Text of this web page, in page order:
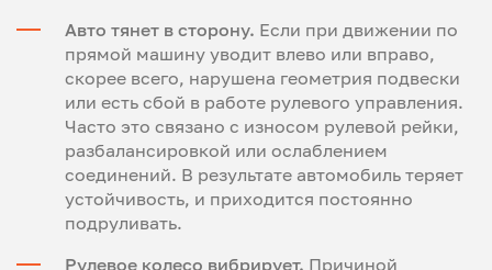
Авто тянет в сторону. Если при движении по
прямой машину уводит влево или вправо,
скорее всего, нарушена геометрия подвески
или есть сбой в работе рулевого управления.
Часто это связано с износом рулевой рейки,
разбалансировкой или ослаблением
соединений. В результате автомобиль теряет
устойчивость, и приходится постоянно
подруливать.
Рулевое колесо вибрирует. Причиной